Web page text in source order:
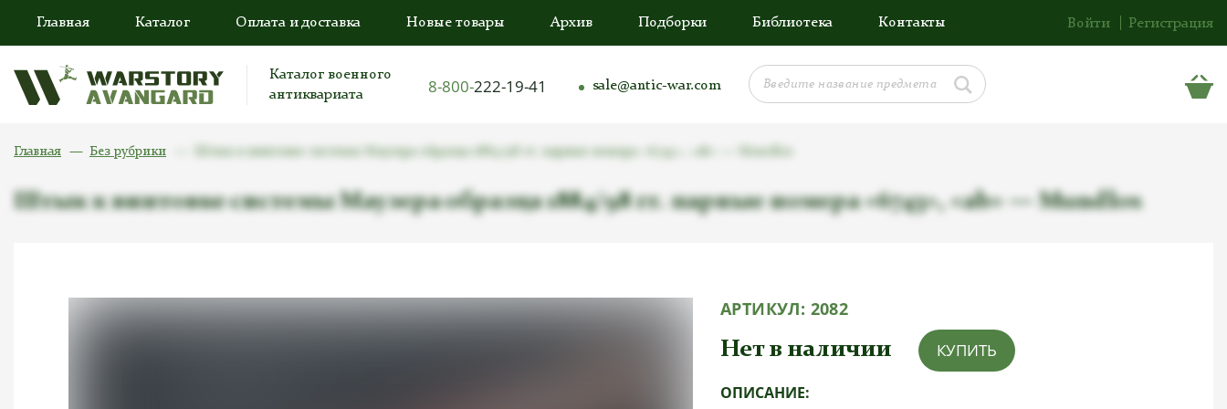
Главная Каталог Оплата и доставка Новые товары Архив Подборки Библиотека Контакты Войти Регистрация
Каталог военного
антиквариата
8-800-222-19-41 sale@antic-war.com
Главная Без рубрики
Штык к винтовке системы Маузера образца 1884/98 гг. парные номера «6743», «ab» — Mundlos
АРТИКУЛ: 2082
Нет в наличии КУПИТЬ
ОПИСАНИЕ: